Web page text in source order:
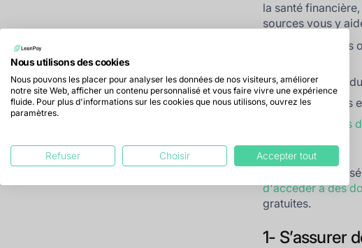
la santé
sources vous y
les
les fichiers
les banques
agences
…
Nous avons
d'accéder à des
gratuites.
1- S’assurer
Nous utilisons des cookies
Nous pouvons les placer pour analyser les données de nos visiteurs, améliorer
notre site Web, afficher un contenu personnalisé et vous faire vivre une expérience
fluide. Pour plus d'informations sur les cookies que nous utilisons, ouvrez les
paramètres.
Refuser Choisir Accepter tout